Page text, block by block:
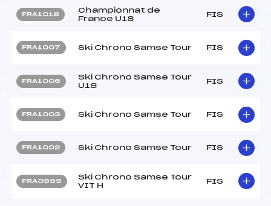
FRA1018
Championnat de
France U18
FIS
FRA1007 Ski Chrono Samse Tour FIS
FRA1006
Ski Chrono Samse Tour
U18
FIS
FRA1003 Ski Chrono Samse Tour FIS
FRA1002 Ski Chrono Samse Tour FIS
FRA0999
Ski Chrono Samse Tour
VIT H
FIS